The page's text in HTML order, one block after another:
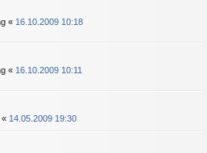
« 16.10.2009 10:18
« 16.10.2009 10:11
« 14.05.2009 19:30